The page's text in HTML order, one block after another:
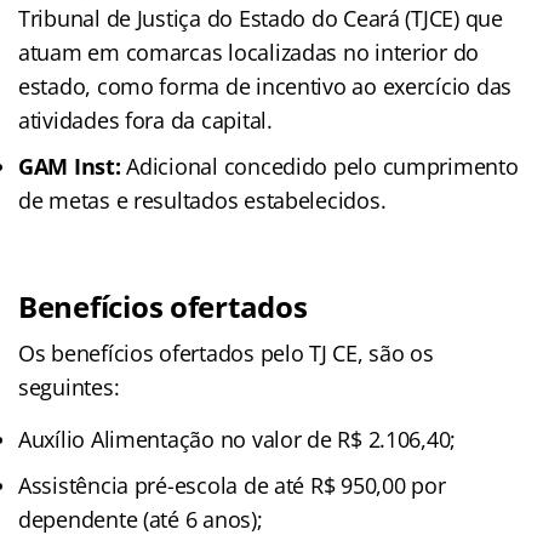
Tribunal de Justiça do Estado do Ceará (TJCE) que
atuam em comarcas localizadas no interior do
estado, como forma de incentivo ao exercício das
atividades fora da capital.
GAM Inst: Adicional concedido pelo cumprimento
de metas e resultados estabelecidos.
Benefícios ofertados
Os benefícios ofertados pelo TJ CE, são os
seguintes:
Auxílio Alimentação no valor de R$ 2.106,40;
Assistência pré-escola de até R$ 950,00 por
dependente (até 6 anos);